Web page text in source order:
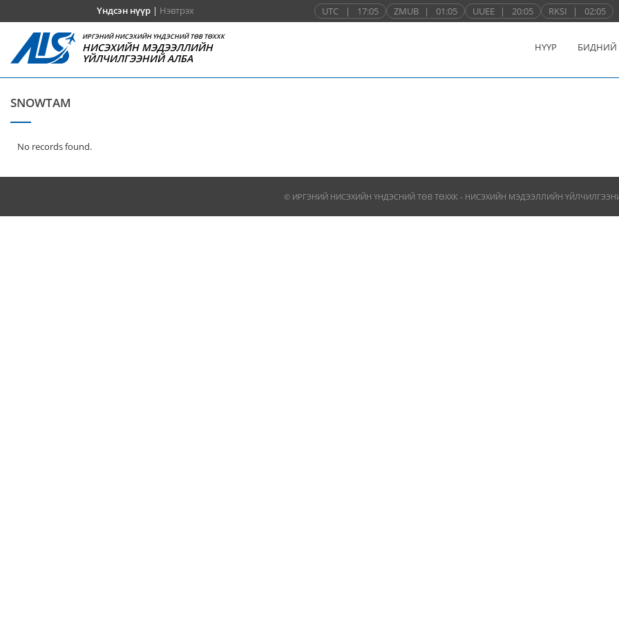
Үндсэн нүүр| Нэвтрэх UTC | 17:05 ZMUB | 01:05 UUEE | 20:05 RKSI | 02:05
ИРГЭНИЙ НИСЭХИЙН ҮНДЭСНИЙ ТӨВ ТӨХХК
НИСЭХИЙН МЭДЭЭЛЛИЙН
ҮЙЛЧИЛГЭЭНИЙ АЛБА
НҮҮР БИДНИЙ
SNOWTAM
No records found.
© ИРГЭНИЙ НИСЭХИЙН ҮНДЭСНИЙ ТӨВ ТӨХХК - НИСЭХИЙН МЭДЭЭЛЛИЙН